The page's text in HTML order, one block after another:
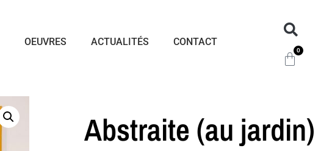
OEUVRES ACTUALITÉS CONTACT
0
Abstraite (au jardin)